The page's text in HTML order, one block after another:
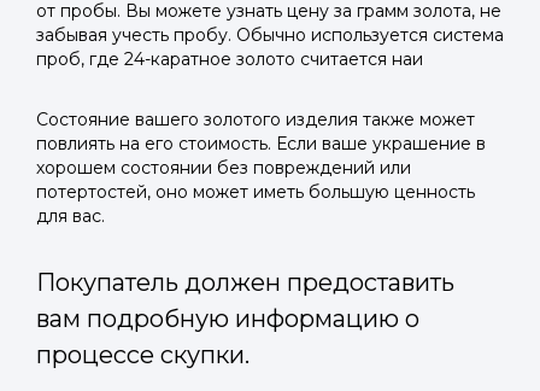
от пробы. Вы можете узнать цену за грамм золота, не
забывая учесть пробу. Обычно используется система
проб, где 24-каратное золото считается наи
Состояние вашего золотого изделия также может
повлиять на его стоимость. Если ваше украшение в
хорошем состоянии без повреждений или
потертостей, оно может иметь большую ценность
для вас.
Покупатель должен предоставить
вам подробную информацию о
процессе скупки.